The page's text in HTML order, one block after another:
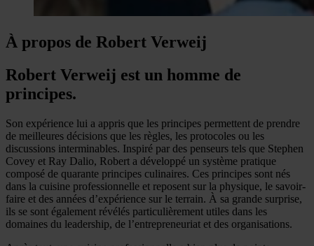
À propos de Robert Verweij
Robert Verweij est un homme de
principes.
Son expérience lui a appris que les principes permettent de prendre
de meilleures décisions que les règles, les protocoles ou les
discussions interminables. Inspiré par des penseurs tels que Stephen
Covey et Ray Dalio, Robert a développé un système pratique
composé de quarante principes culinaires. Ces principes sont nés
dans la cuisine professionnelle et reposent sur la physique, le savoir-
faire et des années d’expérience sur le terrain. À sa grande surprise,
ils se sont également révélés particulièrement utiles dans les
domaines du leadership, de l’entrepreneuriat et des organisations.